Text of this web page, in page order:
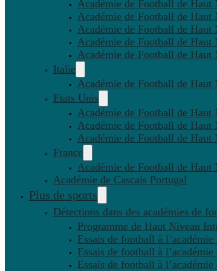
Académie de Football de
Académie de Football de Haut
Académie de Football de Haut
Académie de Football de Haut
Académie de Football de
Italie
Académie de Football de Haut
Etats Unis
Académie de Football de
Académie de Football de
Académie de Football de Haut
France
Académie de Football de Haut
Académie de Cascais Portugal
Plus de sports
Détections dans des académies de
Programme de Haut Niveau
Essais de football à
Essais de football à
Essais de football à